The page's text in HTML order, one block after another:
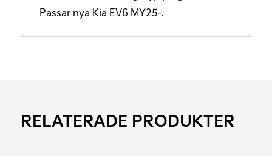
Passar nya Kia EV6 MY25-.
RELATERADE PRODUKTER